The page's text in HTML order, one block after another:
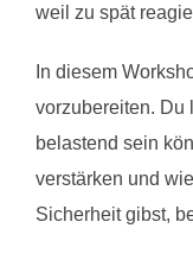
weil zu spät
In diesem
vorzubereiten. Du
belastend sein
verstärken und
Sicherheit gibst,